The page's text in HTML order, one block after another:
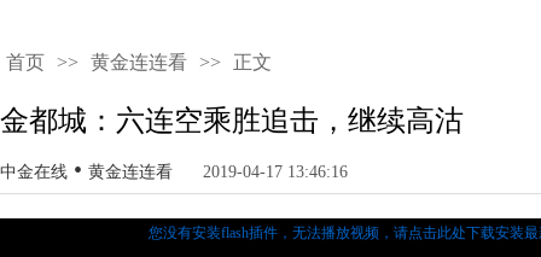
首页 >> 黄金连连看 >> 正文
金都城：六连空乘胜追击，继续高沽
中金在线 • 黄金连连看 2019-04-17 13:46:16
您没有安装flash插件，无法播放视频， 请点击此处下载安装